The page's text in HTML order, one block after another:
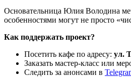
Основательница Юлия Володина
особенностями могут не просто
Как поддержать проект?
Посетить кафе по адресу: ул.
Заказать мастер-класс или
Следить за анонсами в